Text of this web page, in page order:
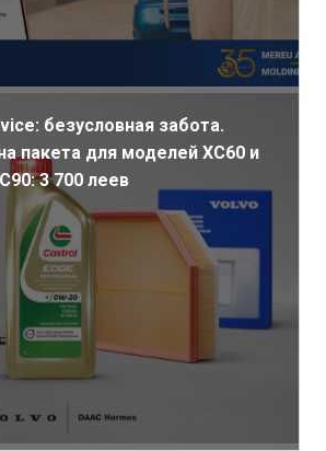
безусловная забота.
пакета для моделей XC60 и
3 700 леев